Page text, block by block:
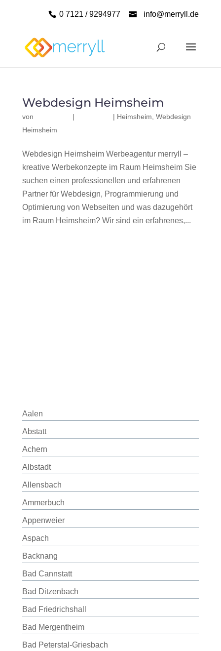
0 7121 / 9294977 info@merryll.de
Webdesign Heimsheim
von | | Heimsheim Webdesign
Heimsheim
Webdesign Heimsheim Werbeagentur merryll –
kreative Werbekonzepte im Raum Heimsheim Sie
suchen einen professionellen und erfahrenen
Partner für Webdesign, Programmierung und
Optimierung von Webseiten und was dazugehört
im Raum Heimsheim? Wir sind ein erfahrenes,...
Aalen
Abstatt
Achern
Albstadt
Allensbach
Ammerbuch
Appenweier
Aspach
Backnang
Bad Cannstatt
Bad Ditzenbach
Bad Friedrichshall
Bad Mergentheim
Bad Peterstal-Griesbach